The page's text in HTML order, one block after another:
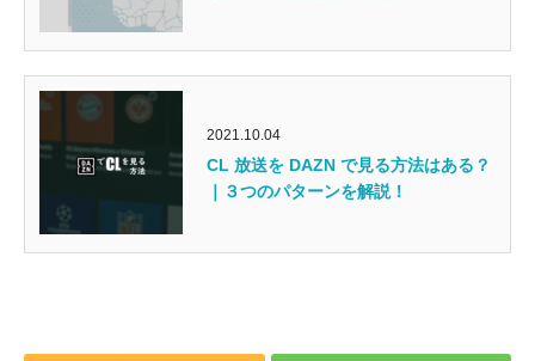
2021.10.04
CL 放送を DAZN で見る方法はある？
｜３つのパターンを解説！